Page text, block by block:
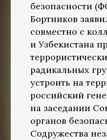
безопасности
Бортников
совместно с
и Узбекистана
радикальных
устроить на
российский
на заседании
органов
Содружества